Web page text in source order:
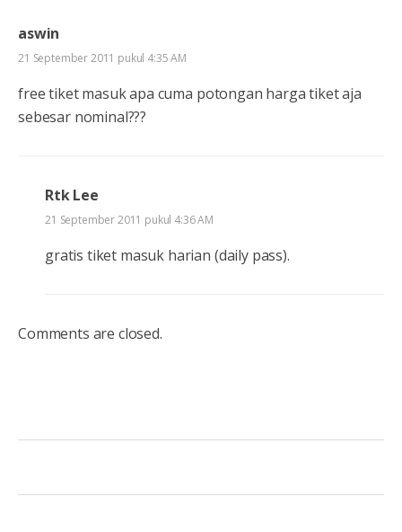
aswin
21 September 2011 pukul 4:35 AM
free tiket masuk apa cuma potongan harga tiket aja
sebesar nominal???
Rtk Lee
21 September 2011 pukul 4:36 AM
gratis tiket masuk harian (daily pass).
Comments are closed.